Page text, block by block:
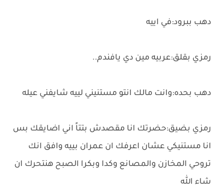
دهب ببرود:في اييه
رمزي بقلق:عربيه مين دي يافندم..
دهب بحده:وانت مالك انتو مستنيني لييه شايفني عيله
رمزي بضيق:حضرتك انا مقصدش بتتاً اني اضايقك بس
انا مستنيكي عشان اعرفك ان عمران بييه وافق انك
تروحي المخازن والمصانع وكدا وبكرا الصبح هنتحرك ان
شاء الله